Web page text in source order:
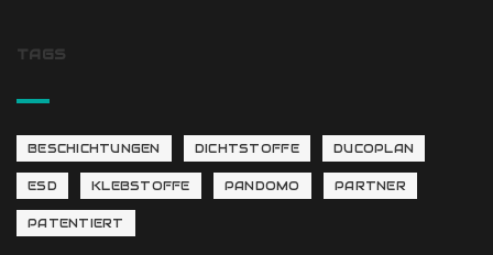
TAGS
BESCHICHTUNGEN DICHTSTOFFE DUCOPLAN
ESD KLEBSTOFFE PANDOMO PARTNER
PATENTIERT